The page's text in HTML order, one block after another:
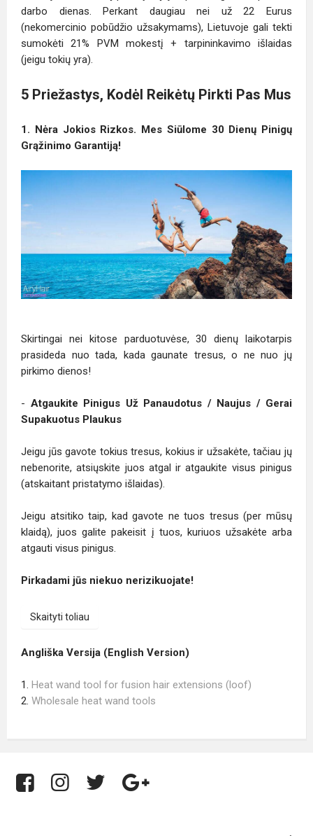
darbo dienas. Perkant daugiau nei už 22 Eurus
(nekomercinio pobūdžio užsakymams), Lietuvoje gali tekti
sumokėti 21% PVM mokestį + tarpininkavimo išlaidas
(jeigu tokių yra).
5 Priežastys, Kodėl Reikėtų Pirkti Pas Mus
1. Nėra Jokios Rizkos. Mes Siūlome 30 Dienų Pinigų
Grąžinimo Garantiją!
Skirtingai nei kitose parduotuvėse, 30 dienų laikotarpis
prasideda nuo tada, kada gaunate tresus, o ne nuo jų
pirkimo dienos!
- Atgaukite Pinigus Už Panaudotus / Naujus / Gerai
Supakuotus Plaukus
Jeigu jūs gavote tokius tresus, kokius ir užsakėte, tačiau jų
nebenorite, atsiųskite juos atgal ir atgaukite visus pinigus
(atskaitant pristatymo išlaidas).
Jeigu atsitiko taip, kad gavote ne tuos tresus (per mūsų
klaidą), juos galite pakeisit į tuos, kuriuos užsakėte arba
atgauti visus pinigus.
Pirkadami jūs niekuo nerizikuojate!
Skaityti toliau
Angliška Versija (English Version)
1. Heat wand tool for fusion hair extensions (loof)
2. Wholesale heat wand tools